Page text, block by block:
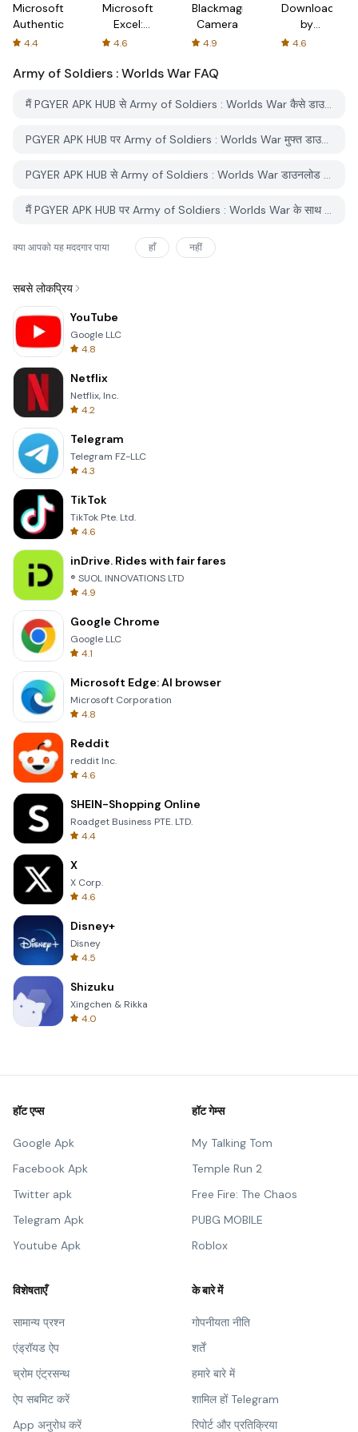
Microsoft
Authenticator
4.4
Microsoft
Excel:
Spreadsheets
4.6
Blackmagic
Camera
4.9
Downloader
by
AFTVnews
4.6
Army of Soldiers : Worlds War FAQ
मैं PGYER APK HUB से Army of Soldiers : Worlds War कैसे डाउनलोड करूं?
PGYER APK HUB पर Army of Soldiers : Worlds War मुफ्त डाउनलोड करने के लिए है?
PGYER APK HUB से Army of Soldiers : Worlds War डाउनलोड करने के लिए मुझे एक खाता चाहिए?
मैं PGYER APK HUB पर Army of Soldiers : Worlds War के साथ समस्या कैसे रिपोर्ट कर सकता हूँ?
क्या आपको यह मददगार पाया हाँ नहीं
सबसे लोकप्रिय
YouTube
Google LLC
4.8
Netflix
Netflix, Inc.
4.2
Telegram
Telegram FZ-LLC
4.3
TikTok
TikTok Pte. Ltd.
4.6
inDrive. Rides with fair fares
® SUOL INNOVATIONS LTD
4.9
Google Chrome
Google LLC
4.1
Microsoft Edge: AI browser
Microsoft Corporation
4.8
Reddit
reddit Inc.
4.6
SHEIN-Shopping Online
Roadget Business PTE. LTD.
4.4
X
X Corp.
4.6
Disney+
Disney
4.5
Shizuku
Xingchen & Rikka
4.0
हॉट एप्स
Google Apk
Facebook Apk
Twitter apk
Telegram Apk
Youtube Apk
हॉट गेम्स
My Talking Tom
Temple Run 2
Free Fire: The Chaos
PUBG MOBILE
Roblox
विशेषताएँ
सामान्य प्रश्न
एंड्रॉयड ऐप
च्रोम एंट्रसन्थ
ऐप सबमिट करें
App अनुरोध करें
के बारे में
गोपनीयता नीति
शर्तें
हमारे बारे में
शामिल हों Telegram
रिपोर्ट और प्रतिक्रिया